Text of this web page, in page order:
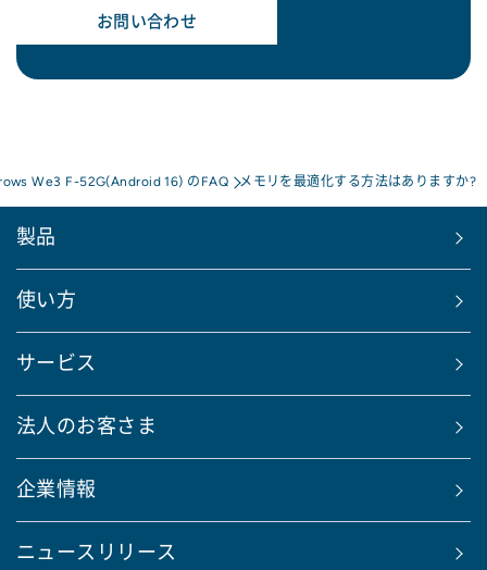
お問い合わせ
We3 F-52G(Android 16) のFAQ メモリを最適化する方法はありますか?
製品
使い方
サービス
法人のお客さま
企業情報
ニュースリリース